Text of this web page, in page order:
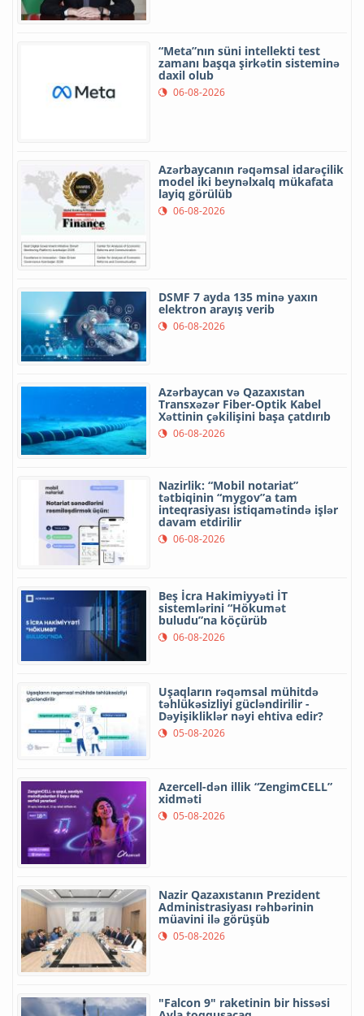
“Meta”nın süni intellekti test
zamanı başqa şirkətin sisteminə
daxil olub
06-08-2026
Azərbaycanın rəqəmsal idarəçilik
model iki beynəlxalq mükafata
layiq görülüb
06-08-2026
DSMF 7 ayda 135 minə yaxın
elektron arayış verib
06-08-2026
Azərbaycan və Qazaxıstan
Transxəzər Fiber-Optik Kabel
Xəttinin çəkilişini başa çatdırıb
06-08-2026
Nazirlik: “Mobil notariat”
tətbiqinin “mygov”a tam
inteqrasiyası istiqamətində işlər
davam etdirilir
06-08-2026
Beş İcra Hakimiyyəti İT
sistemlərini “Hökumət
buludu”na köçürüb
06-08-2026
Uşaqların rəqəmsal mühitdə
təhlükəsizliyi gücləndirilir -
Dəyişikliklər nəyi ehtiva edir?
05-08-2026
Azercell-dən illik “ZengimCELL”
xidməti
05-08-2026
Nazir Qazaxıstanın Prezident
Administrasiyası rəhbərinin
müavini ilə görüşüb
05-08-2026
"Falcon 9" raketinin bir hissəsi